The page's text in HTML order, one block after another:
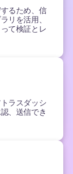
るため、信
リを活用、
て検証とレ
ラスダッシ
、送信でき